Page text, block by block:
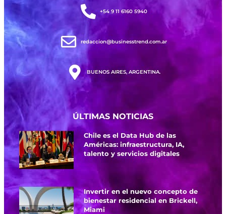
+54 9 11 6160 5940
redaccion@businesstrend.com.ar
BUENOS AIRES, ARGENTINA.
ÚLTIMAS NOTICIAS
Chile es el Data Hub de las
Américas: infraestructura, IA,
talento y servicios digitales
Invertir en el nuevo concepto de
bienestar residencial en Brickell,
Miami